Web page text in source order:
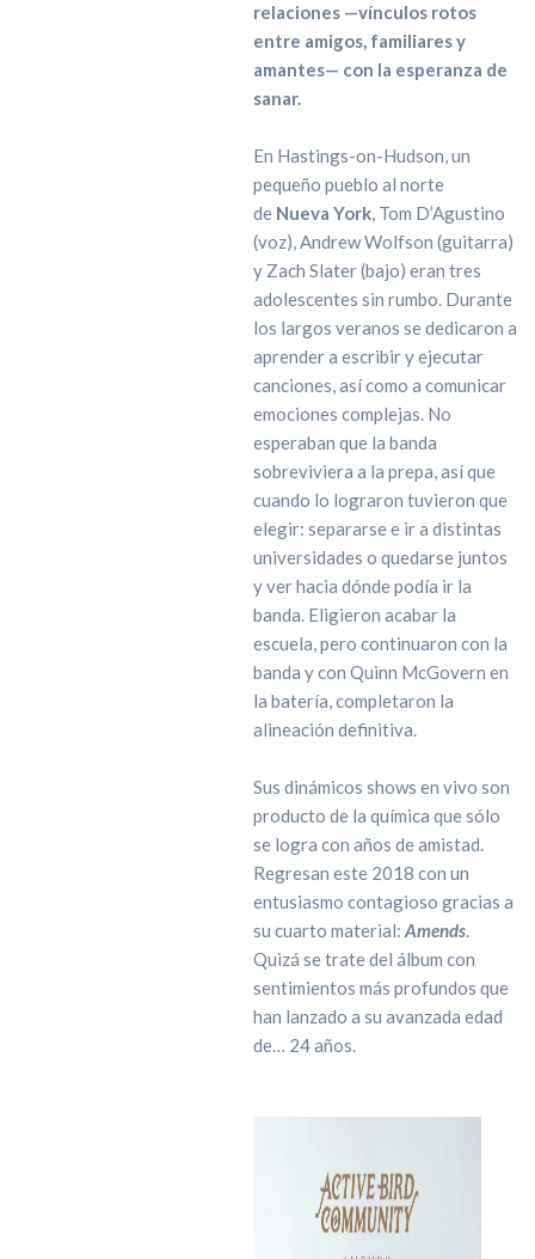
relaciones —vínculos rotos
entre amigos, familiares y
amantes— con la esperanza de
sanar.
En Hastings-on-Hudson, un
pequeño pueblo al norte
de Nueva York, Tom D’Agustino
(voz), Andrew Wolfson (guitarra)
y Zach Slater (bajo) eran tres
adolescentes sin rumbo. Durante
los largos veranos se dedicaron a
aprender a escribir y ejecutar
canciones, así como a comunicar
emociones complejas. No
esperaban que la banda
sobreviviera a la prepa, así que
cuando lo lograron tuvieron que
elegir: separarse e ir a distintas
universidades o quedarse juntos
y ver hacia dónde podía ir la
banda. Eligieron acabar la
escuela, pero continuaron con la
banda y con Quinn McGovern en
la batería, completaron la
alineación definitiva.
Sus dinámicos shows en vivo son
producto de la química que sólo
se logra con años de amistad.
Regresan este 2018 con un
entusiasmo contagioso gracias a
su cuarto material: Amends.
Quizá se trate del álbum con
sentimientos más profundos que
han lanzado a su avanzada edad
de… 24 años.